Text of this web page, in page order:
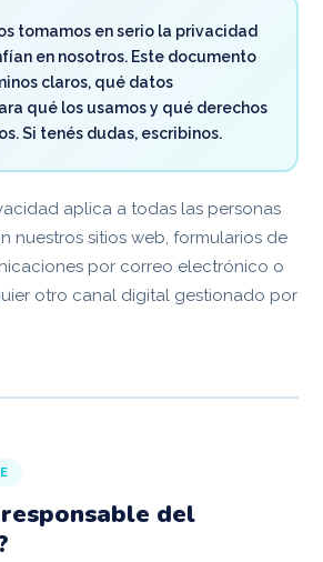
tomamos en serio la privacidad
en nosotros. Este documento
claros, qué datos
qué los usamos y qué derechos
Si tenés dudas, escribinos.
aplica a todas las personas
nuestros sitios web, formularios de
por correo electrónico o
otro canal digital gestionado por
del